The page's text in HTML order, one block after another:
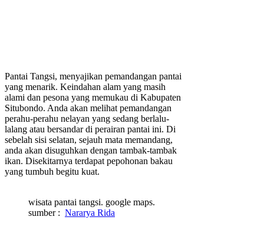
Pantai Tangsi, menyajikan pemandangan pantai
yang menarik. Keindahan alam yang masih
alami dan pesona yang memukau di Kabupaten
Situbondo. Anda akan melihat pemandangan
perahu-perahu nelayan yang sedang berlalu-
lalang atau bersandar di perairan pantai ini. Di
sebelah sisi selatan, sejauh mata memandang,
anda akan disuguhkan dengan tambak-tambak
ikan. Disekitarnya terdapat pepohonan bakau
yang tumbuh begitu kuat.
wisata pantai tangsi. google maps.
sumber : Nararya Rida